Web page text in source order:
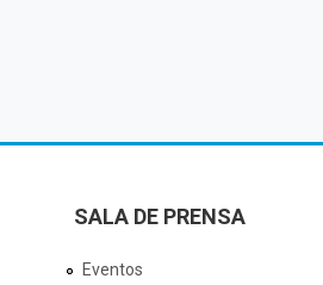
SALA DE PRENSA
Eventos